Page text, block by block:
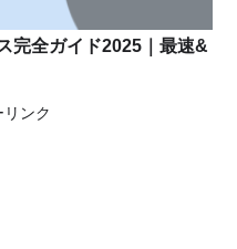
完全ガイド2025｜最速&
リンク